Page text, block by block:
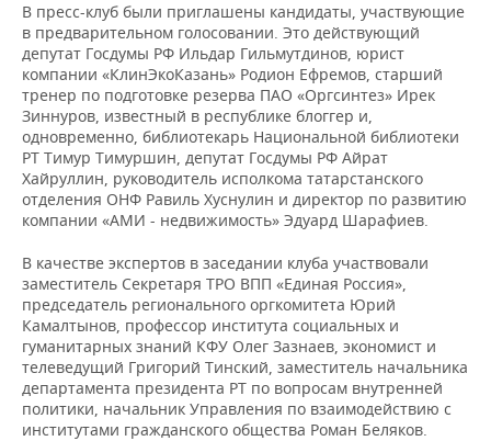
ВОДНЫЕ ВИДЫ СПОРТА
ХОККЕЙ С МЯЧОМ
ОБРАЗОВАНИЕ
ПРОИСШЕСТВИЯ
В пресс-клуб были приглашены кандидаты, участвующие
в предварительном голосовании. Это действующий
депутат Госдумы РФ Ильдар Гильмутдинов, юрист
компании «КлинЭкоКазань» Родион Ефремов, старший
тренер по подготовке резерва ПАО «Оргсинтез» Ирек
Зиннуров, известный в республике блоггер и,
одновременно, библиотекарь Национальной библиотеки
РТ Тимур Тимуршин, депутат Госдумы РФ Айрат
Хайруллин, руководитель исполкома татарстанского
отделения ОНФ Равиль Хуснулин и директор по развитию
компании «АМИ - недвижимость» Эдуард Шарафиев.
В качестве экспертов в заседании клуба участвовали
заместитель Секретаря ТРО ВПП «Единая Россия»,
председатель регионального оргкомитета Юрий
Камалтынов, профессор института социальных и
гуманитарных знаний КФУ Олег Зазнаев, экономист и
телеведущий Григорий Тинский, заместитель начальника
департамента президента РТ по вопросам внутренней
политики, начальник Управления по взаимодействию с
институтами гражданского общества Роман Беляков.